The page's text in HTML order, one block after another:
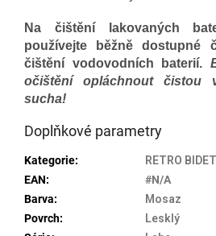
Na čištění lakovaných
používejte běžně dostupné
čištění vodovodních baterií.
očištění opláchnout
sucha!
Doplňkové parametry
Kategorie:
RETRO
EAN:
#N/A
Barva:
Mosaz
Povrch:
Lesklý